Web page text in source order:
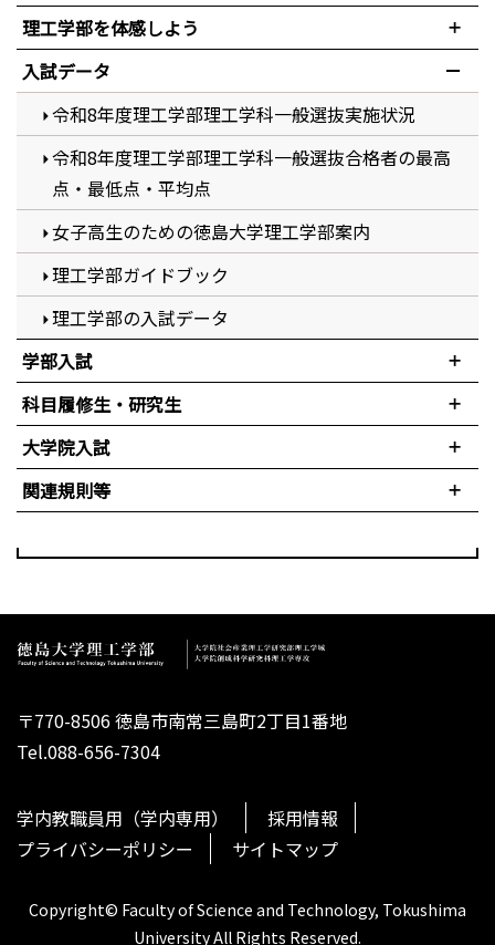
理工学部を体感しよう
入試データ
令和8年度理工学部理工学科一般選抜実施状況
令和8年度理工学部理工学科一般選抜合格者の最高
点・最低点・平均点
女子高生のための徳島大学理工学部案内
理工学部ガイドブック
理工学部の入試データ
学部入試
科目履修生・研究生
大学院入試
関連規則等
〒770-8506 徳島市南常三島町2丁目1番地
Tel.088-656-7304
学内教職員用（学内専用）
採用情報
プライバシーポリシー
サイトマップ
Copyright© Faculty of Science and Technology, Tokushima
University All Rights Reserved.